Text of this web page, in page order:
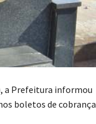
a Prefeitura informou
boletos de cobrança